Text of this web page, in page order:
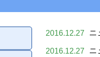
2016.12.27 ニ
2016.12.27 ニ